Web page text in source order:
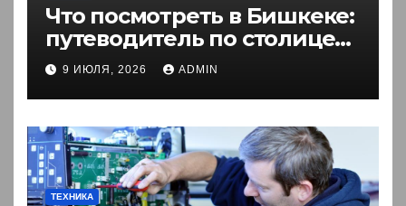
Что посмотреть в Бишкеке:
путеводитель по столице
Кыргызстана
9 ИЮЛЯ, 2026 ADMIN
ТЕХНИКА